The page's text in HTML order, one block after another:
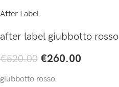
After Label
after label giubbotto rosso
€520.00 €260.00
giubbotto rosso